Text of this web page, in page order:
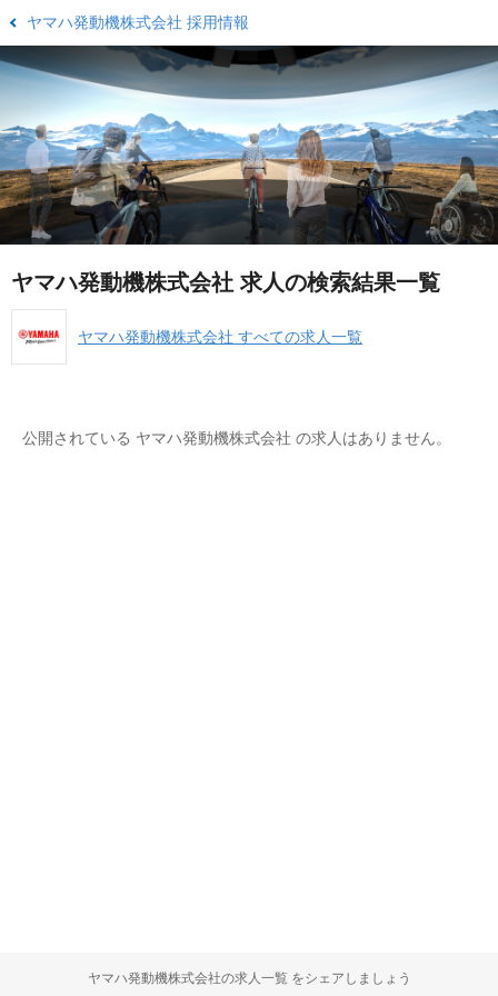
ヤマハ発動機株式会社 採用情報
ヤマハ発動機株式会社 求人の検索結果一覧
ヤマハ発動機株式会社 すべての求人一覧
公開されている ヤマハ発動機株式会社 の求人はありません。
ヤマハ発動機株式会社の求人一覧 をシェアしましょう